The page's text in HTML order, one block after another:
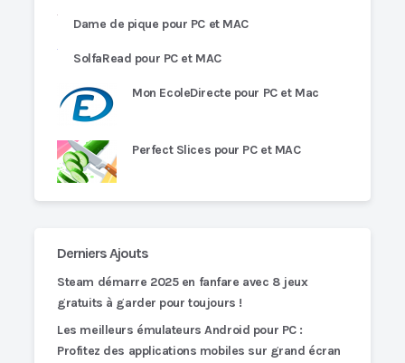
Dame de pique pour PC et MAC
SolfaRead pour PC et MAC
Mon EcoleDirecte pour PC et Mac
Perfect Slices pour PC et MAC
Derniers Ajouts
Steam démarre 2025 en fanfare avec 8 jeux
gratuits à garder pour toujours !
Les meilleurs émulateurs Android pour PC :
Profitez des applications mobiles sur grand écran